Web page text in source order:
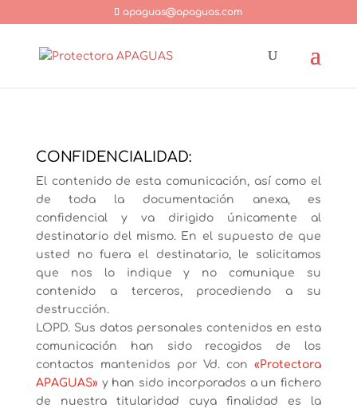
apaguas@apaguas.com
CONFIDENCIALIDAD:
El contenido de esta comunicación, así como el
de toda la documentación anexa, es
confidencial y va dirigido únicamente al
destinatario del mismo. En el supuesto de que
usted no fuera el destinatario, le solicitamos
que nos lo indique y no comunique su
contenido a terceros, procediendo a su
destrucción.
LOPD. Sus datos personales contenidos en esta
comunicación han sido recogidos de los
contactos mantenidos por Vd. con«Protectora
APAGUAS» y han sido incorporados a un fichero
de nuestra titularidad cuya finalidad es la